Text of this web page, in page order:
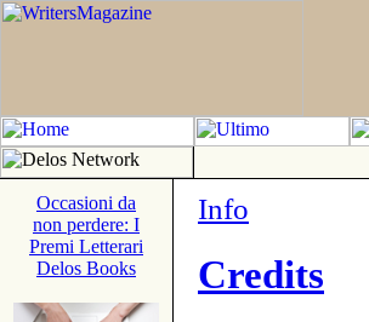
Occasioni da
non perdere: I
Premi Letterari
Delos Books
Info
Credits